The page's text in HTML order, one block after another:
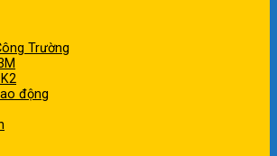
Trường
động